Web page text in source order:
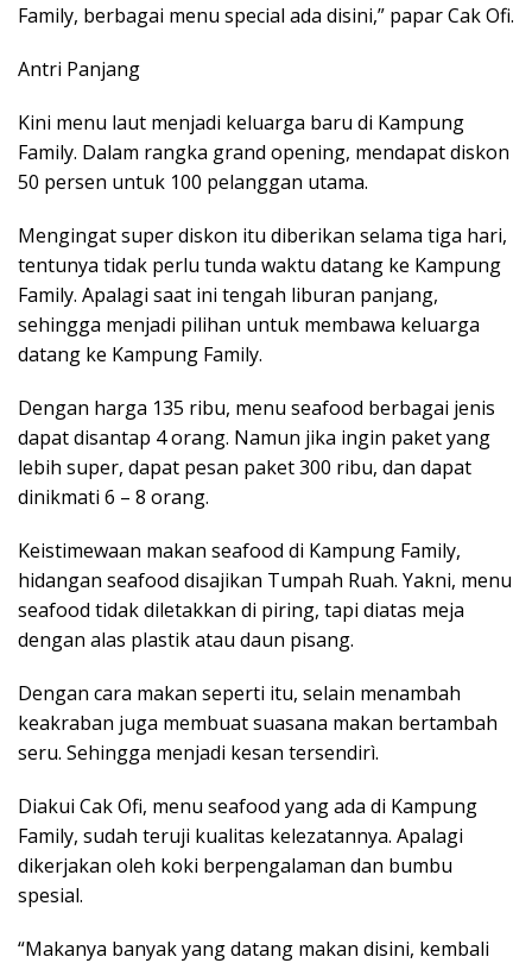
Family, berbagai menu special ada disini,” papar Cak Ofi.
Antri Panjang
Kini menu laut menjadi keluarga baru di Kampung
Family. Dalam rangka grand opening, mendapat diskon
50 persen untuk 100 pelanggan utama.
Mengingat super diskon itu diberikan selama tiga hari,
tentunya tidak perlu tunda waktu datang ke Kampung
Family. Apalagi saat ini tengah liburan panjang,
sehingga menjadi pilihan untuk membawa keluarga
datang ke Kampung Family.
Dengan harga 135 ribu, menu seafood berbagai jenis
dapat disantap 4 orang. Namun jika ingin paket yang
lebih super, dapat pesan paket 300 ribu, dan dapat
dinikmati 6 – 8 orang.
Keistimewaan makan seafood di Kampung Family,
hidangan seafood disajikan Tumpah Ruah. Yakni, menu
seafood tidak diletakkan di piring, tapi diatas meja
dengan alas plastik atau daun pisang.
Dengan cara makan seperti itu, selain menambah
keakraban juga membuat suasana makan bertambah
seru. Sehingga menjadi kesan tersendirì.
Diakui Cak Ofi, menu seafood yang ada di Kampung
Family, sudah teruji kualitas kelezatannya. Apalagi
dikerjakan oleh koki berpengalaman dan bumbu
spesial.
“Makanya banyak yang datang makan disini, kembali